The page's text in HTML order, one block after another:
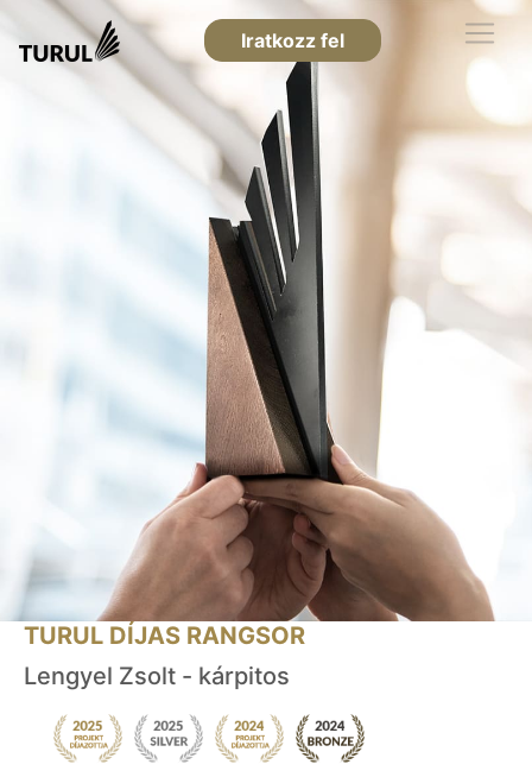
Iratkozz fel
TURUL DÍJAS RANGSOR
Lengyel Zsolt - kárpitos